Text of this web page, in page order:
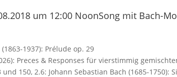
um 12:00 NoonSong mit Bach-
1937): Prélude op. 29
Preces & Responses für vierstimmig
und 150, 2.6: Johann Sebastian Bach (1685-